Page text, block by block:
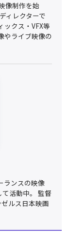
像制作を始
ィレクターで
ックス・VFX等
やライブ映像の
ランスの映像
て活動中。 監督
ルス日本映画